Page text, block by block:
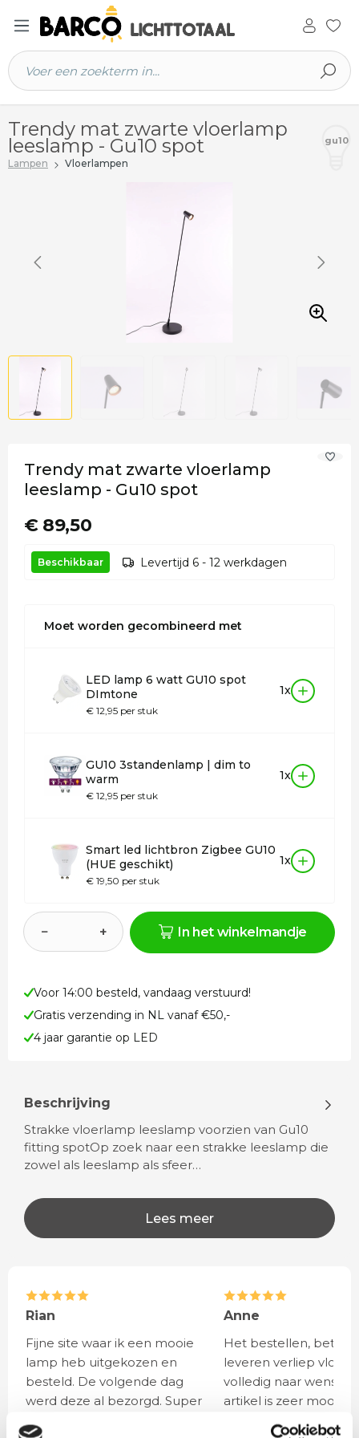
hoofdinhoud
Trendy mat zwarte vloerlamp
leeslamp - Gu10 spot
Lampen Vloerlampen
gu10
Trendy mat zwarte vloerlamp
leeslamp - Gu10 spot
€ 89,50
Beschikbaar Levertijd 6 - 12 werkdagen
Moet worden gecombineerd met
LED lamp 6 watt GU10 spot
DImtone
€ 12,95 per stuk
1x
GU10 3standenlamp | dim to
warm
€ 12,95 per stuk
1x
Smart led lichtbron Zigbee GU10
(HUE geschikt)
€ 19,50 per stuk
1x
− + In het winkelmandje
Voor 14:00 besteld, vandaag verstuurd!
Gratis verzending in NL vanaf €50,-
4 jaar garantie op LED
Beschrijving
Strakke vloerlamp leeslamp voorzien van Gu10
fitting spotOp zoek naar een strakke leeslamp die
zowel als leeslamp als sfeer…
Lees meer
Rian
Fijne site waar ik een mooie
lamp heb uitgekozen en
besteld. De volgende dag
werd deze al bezorgd. Super
Anne
Het bestellen,
leveren verliep vlot en
volledig naar wens.
artikel is zeer mooi
veel sfeer, het is ook